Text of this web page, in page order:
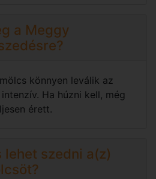
a Meggy
könnyen leválik az
Ha húzni kell, még
érett.
lehet szedni a(z)